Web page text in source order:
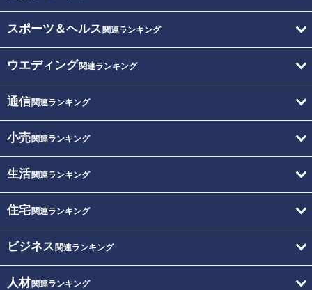
スポーツ＆ヘルス 関連ランキング
ウエディング関連ランキング
通信関連ランキング
小売関連ランキング
生活関連ランキング
住宅関連ランキング
ビジネス 関連ランキング
人材関連ランキング